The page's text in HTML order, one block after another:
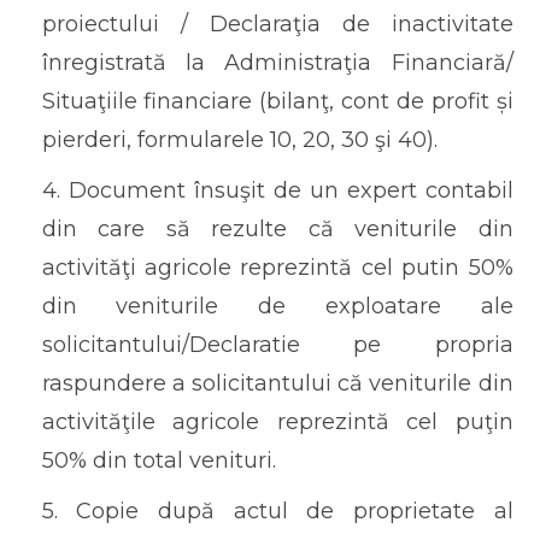
proiectului / Declaraţia de inactivitate
înregistrată la Administraţia Financiară/
Situaţiile financiare (bilanţ, cont de profit și
pierderi, formularele 10, 20, 30 şi 40).
4. Document însuşit de un expert contabil
din care să rezulte că veniturile din
activităţi agricole reprezintă cel putin 50%
din veniturile de exploatare ale
solicitantului/Declaratie pe propria
raspundere a solicitantului că veniturile din
activităţile agricole reprezintă cel puţin
50% din total venituri.
5. Copie după actul de proprietate al